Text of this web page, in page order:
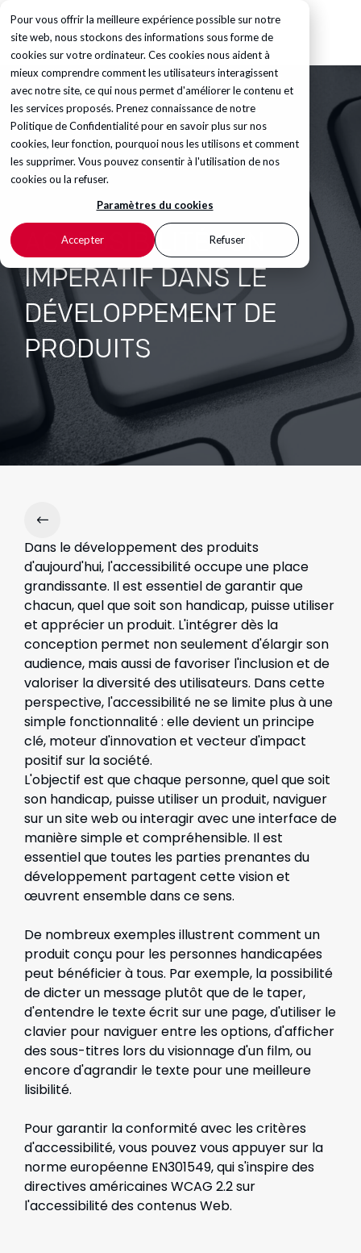
Pour vous offrir la meilleure expérience possible sur notre
site web, nous stockons des informations sous forme de
cookies sur votre ordinateur. Ces cookies nous aident à
mieux comprendre comment les utilisateurs interagissent
avec notre site, ce qui nous permet d'améliorer le contenu et
les services proposés. Prenez connaissance de notre
Politique de Confidentialitépour en savoir plus sur nos
cookies, leur fonction, pourquoi nous les utilisons et comment
les supprimer. Vous pouvez consentir à l'utilisation de nos
cookies ou la refuser.
Paramètres du cookies
Accepter Refuser
ACCESSIBILITÉ : UN
IMPÉRATIF DANS LE
DÉVELOPPEMENT DE
PRODUITS
Dans le développement des produits
d'aujourd'hui, l'accessibilité occupe une place
grandissante. Il est essentiel de garantir que
chacun, quel que soit son handicap, puisse utiliser
et apprécier un produit. L'intégrer dès la
conception permet non seulement d'élargir son
audience, mais aussi de favoriser l'inclusion et de
valoriser la diversité des utilisateurs. Dans cette
perspective, l'accessibilité ne se limite plus à une
simple fonctionnalité : elle devient un principe
clé, moteur d'innovation et vecteur d'impact
positif sur la société.
L'objectif est que chaque personne, quel que soit
son handicap, puisse utiliser un produit, naviguer
sur un site web ou interagir avec une interface de
manière simple et compréhensible. Il est
essentiel que toutes les parties prenantes du
développement partagent cette vision et
œuvrent ensemble dans ce sens.
De nombreux exemples illustrent comment un
produit conçu pour les personnes handicapées
peut bénéficier à tous. Par exemple, la possibilité
de dicter un message plutôt que de le taper,
d'entendre le texte écrit sur une page, d'utiliser le
clavier pour naviguer entre les options, d'afficher
des sous-titres lors du visionnage d'un film, ou
encore d'agrandir le texte pour une meilleure
lisibilité.
Pour garantir la conformité avec les critères
d'accessibilité, vous pouvez vous appuyer sur la
norme européenne EN301549, qui s'inspire des
directives américaines WCAG 2.2 sur
l'accessibilité des contenus Web.